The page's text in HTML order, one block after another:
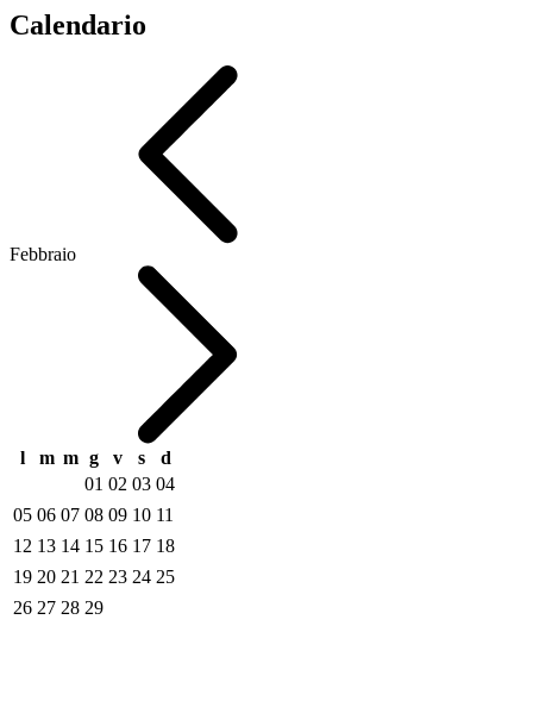
Calendario
Febbraio
l m m g v s
d
01 02 03 04
05 06 07 08 09 10 11
12 13 14 15 16 17 18
19 20 21 22 23 24 25
26 27 28 29